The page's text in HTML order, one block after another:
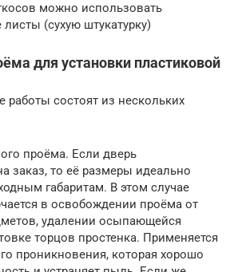
можно использовать
(сухую штукатурку)
для установки пластиковой
работы состоят из нескольких
проёма. Если дверь
заказ, то её размеры идеально
габаритам. В этом случае
в освобождении проёма от
удалении осыпающейся
торцов простенка. Применяется
проникновения, которая хорошо